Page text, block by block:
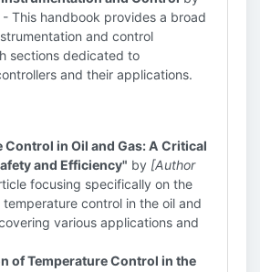
- This handbook provides a broad
and control
sections dedicated to
and their applications.
Control in Oil and Gas: A Critical
and Efficiency" by [Author
focusing specifically on the
control in the oil and
various applications and
of Temperature Control in the